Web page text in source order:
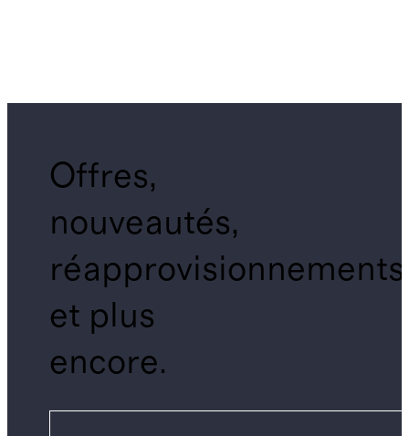
Offres,
nouveautés,
réapprovisionnements
et plus
encore.